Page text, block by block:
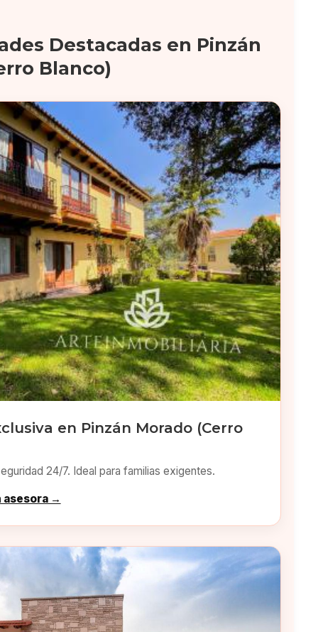
Destacadas en Pinzán
Blanco)
en Pinzán Morado (Cerro
24/7. Ideal para familias exigentes.
asesora →